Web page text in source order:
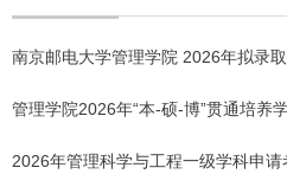
管理学院2026年“本-硕-博”贯通培养